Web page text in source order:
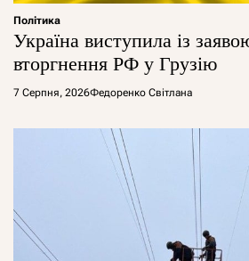
Політика
Україна виступила із
вторгнення РФ у Грузію
7 Серпня, 2026Федоренко Світлана